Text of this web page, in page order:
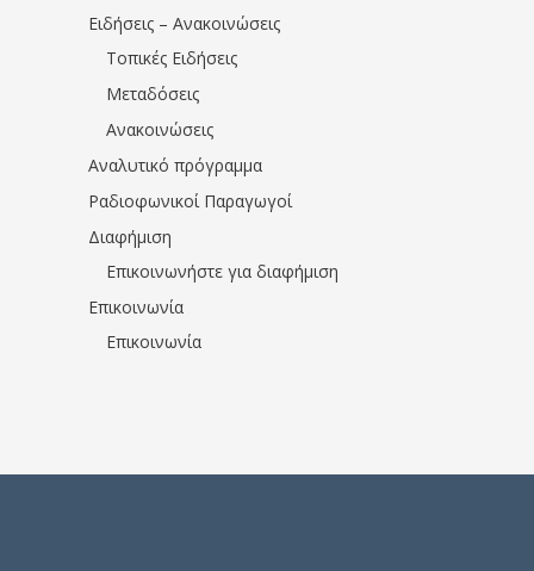
Ειδήσεις – Ανακοινώσεις
Τοπικές Ειδήσεις
Μεταδόσεις
Ανακοινώσεις
Αναλυτικό πρόγραμμα
Ραδιοφωνικοί Παραγωγοί
Διαφήμιση
Επικοινωνήστε για διαφήμιση
Επικοινωνία
Επικοινωνία